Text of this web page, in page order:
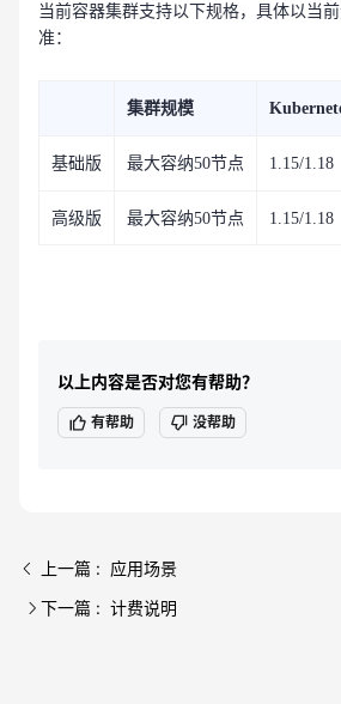
当前容器集群支持以下规格，具体以当
准：
集群规模
基础版 最大容纳50节点 1.15/1.18
高级版 最大容纳50节点 1.15/1.18
以上内容是否对您有帮助？
有帮助 没帮助
上一篇 : 应用场景
下一篇 : 计费说明